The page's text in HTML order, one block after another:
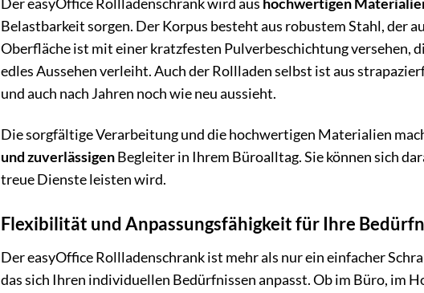
Der easyOffice Rollladenschrank wird aus hochwertigen
Belastbarkeit sorgen. Der Korpus besteht aus robustem Stahl, der
Oberfläche ist mit einer kratzfesten Pulverbeschichtung versehen,
edles Aussehen verleiht. Auch der Rollladen selbst ist aus
und auch nach Jahren noch wie neu aussieht.
Die sorgfältige Verarbeitung und die hochwertigen Materialien
und zuverlässigenBegleiter in Ihrem Büroalltag. Sie können sich
treue Dienste leisten wird.
Flexibilität und Anpassungsfähigkeit für Ihre
Der easyOffice Rollladenschrank ist mehr als nur ein einfacher
das sich Ihren individuellen Bedürfnissen anpasst. Ob im Büro, im